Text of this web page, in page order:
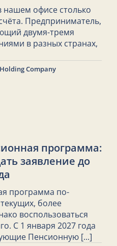
нашем офисе столько
Предприниматель,
двумя-тремя
в разных странах,
Company
программа:
заявление до
программа по-
более
воспользоваться
С 1 января 2027 года
Пенсионную [...]